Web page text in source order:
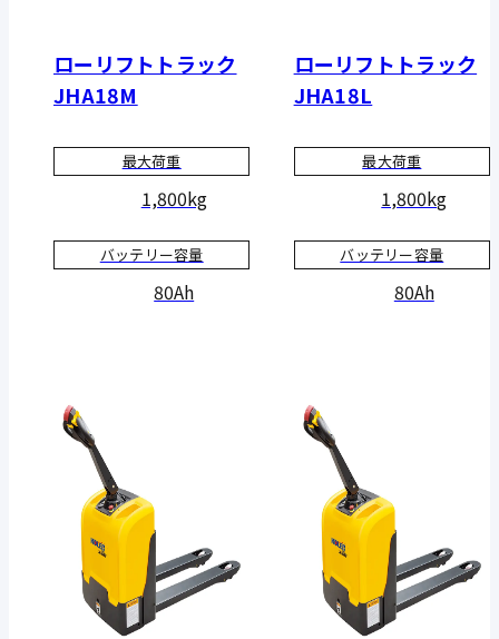
ローリフトトラック
JHA18M
最大荷重
1,800kg
バッテリー容量
80Ah
ローリフトトラック
JHA18L
最大荷重
1,800kg
バッテリー容量
80Ah